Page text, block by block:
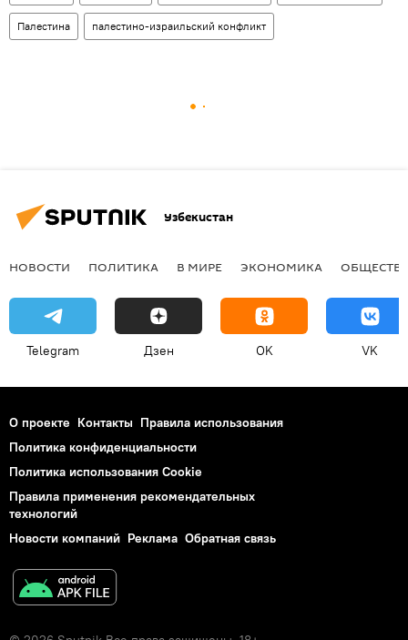
Палестина палестино-израильский конфликт
Узбекистан
НОВОСТИ ПОЛИТИКА В МИРЕ ЭКОНОМИКА
Telegram Дзен OK VK
О проекте Контакты Правила использования
Политика конфиденциальности
Политика использования Cookie
Правила применения рекомендательных
технологий
Новости компаний Реклама Обратная связь